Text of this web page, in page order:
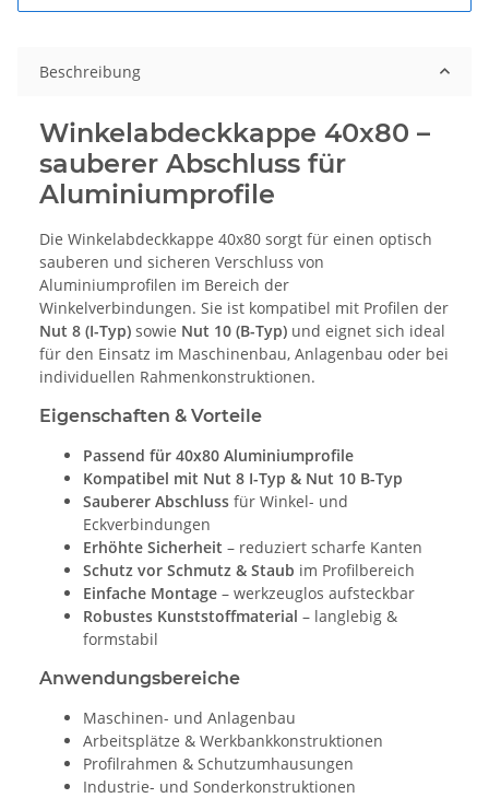
Beschreibung
Winkelabdeckkappe 40x80 –
sauberer Abschluss für
Aluminiumprofile
Die Winkelabdeckkappe 40x80 sorgt für einen optisch
sauberen und sicheren Verschluss von
Aluminiumprofilen im Bereich der
Winkelverbindungen. Sie ist kompatibel mit Profilen der
Nut 8 (I-Typ) sowie Nut 10 (B-Typ) und eignet sich ideal
für den Einsatz im Maschinenbau, Anlagenbau oder bei
individuellen Rahmenkonstruktionen.
Eigenschaften & Vorteile
Passend für 40x80 Aluminiumprofile
Kompatibel mit Nut 8 I-Typ & Nut 10 B-Typ
Sauberer Abschluss für Winkel- und
Eckverbindungen
Erhöhte Sicherheit – reduziert scharfe Kanten
Schutz vor Schmutz & Staub im Profilbereich
Einfache Montage – werkzeuglos aufsteckbar
Robustes Kunststoffmaterial – langlebig &
formstabil
Anwendungsbereiche
Maschinen- und Anlagenbau
Arbeitsplätze & Werkbankkonstruktionen
Profilrahmen & Schutzumhausungen
Industrie- und Sonderkonstruktionen